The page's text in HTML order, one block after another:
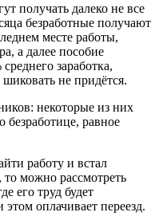
получать далеко не все
безработные получают
месте работы,
а далее пособие
заработка,
не придётся.
некоторые из них
безработице, равное
работу и встал
можно рассмотреть
его труд будет
оплачивает переезд.